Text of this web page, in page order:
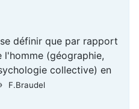
définir que par rapport
(géographie,
collective) en
F.Braudel